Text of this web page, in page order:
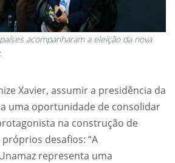
acompanharam a eleição da nova
.
Xavier, assumir a presidência da
uma oportunidade de consolidar
na construção de
desafios: “A
representa uma